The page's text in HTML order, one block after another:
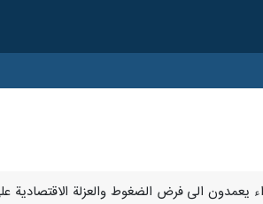
يعمدون الى فرض الضغوط والعزلة الاقتصادية